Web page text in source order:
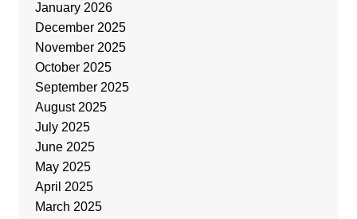
January 2026
December 2025
November 2025
October 2025
September 2025
August 2025
July 2025
June 2025
May 2025
April 2025
March 2025